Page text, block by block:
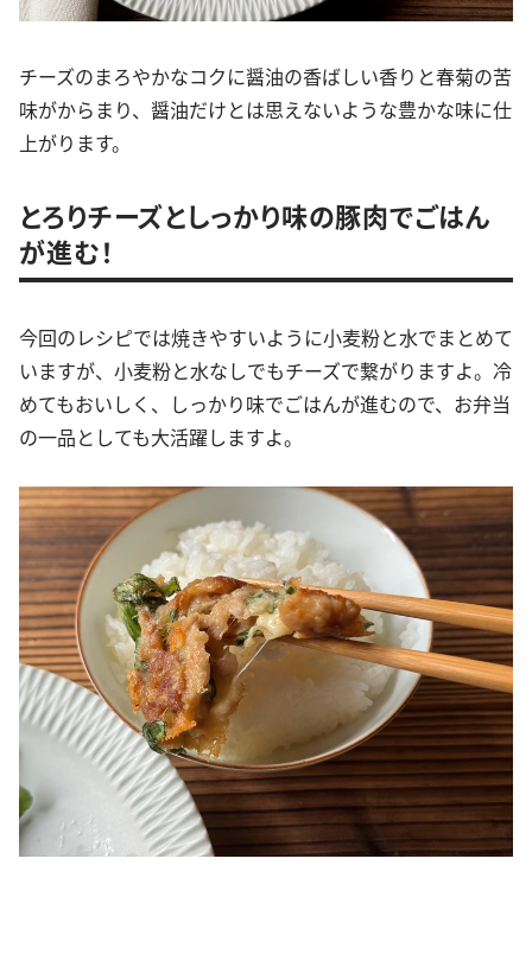
チーズのまろやかなコクに醤油の香ばしい香りと春菊の苦
味がからまり、醤油だけとは思えないような豊かな味に仕
上がります。
とろりチーズとしっかり味の豚肉でごはん
が進む！
今回のレシピでは焼きやすいように小麦粉と水でまとめて
いますが、小麦粉と水なしでもチーズで繋がりますよ。冷
めてもおいしく、しっかり味でごはんが進むので、お弁当
の一品としても大活躍しますよ。